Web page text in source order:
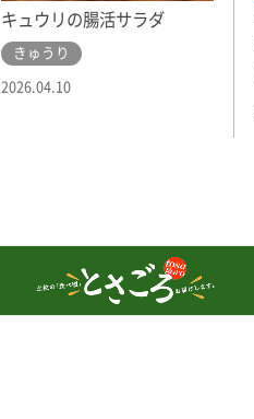
キュウリの腸活サラダ
きゅうり
2026.04.10